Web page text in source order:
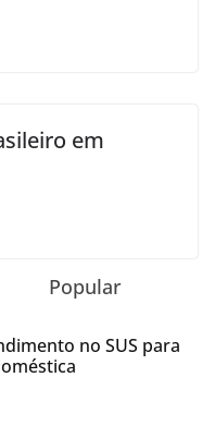
em
Popular
no SUS para